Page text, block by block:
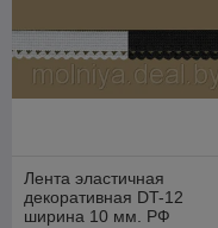
Лента эластичная
декоративная DT-12
ширина 10 мм. РФ